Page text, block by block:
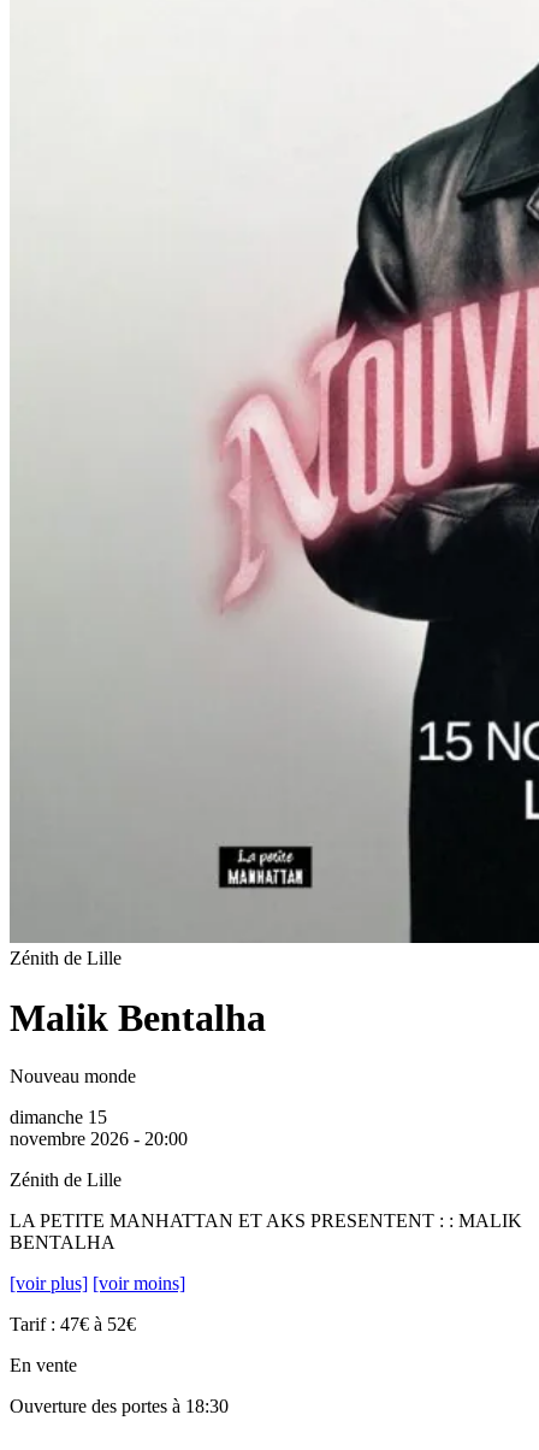
Zénith de Lille
Malik Bentalha
Nouveau monde
dimanche 15
novembre 2026 - 20:00
Zénith de Lille
LA PETITE MANHATTAN ET AKS PRESENTENT : : MALIK
BENTALHA
[voir plus] [voir moins]
Tarif : 47€ à 52€
En vente
Ouverture des portes à 18:30